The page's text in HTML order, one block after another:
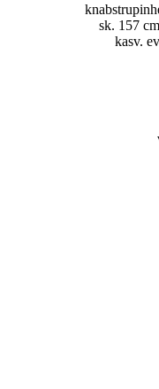
sk. 157
kasv.